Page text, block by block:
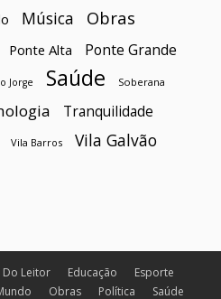
Música Obras
Ponte Alta Ponte Grande
Jorge Saúde Soberana
Tranquilidade
Vila Barros Vila Galvão
Do Leitor Educação
Esporte
Obras Política Saúde